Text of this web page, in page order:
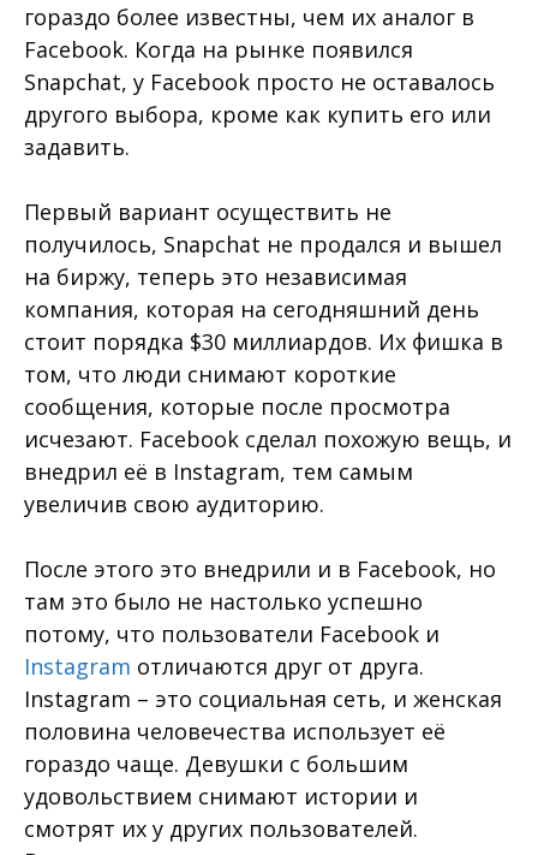
гораздо более известны, чем их аналог в
Facebook. Когда на рынке появился
Snapchat, у Facebook просто не оставалось
другого выбора, кроме как купить его или
задавить.
Первый вариант осуществить не
получилось, Snapchat не продался и вышел
на биржу, теперь это независимая
компания, которая на сегодняшний день
стоит порядка $30 миллиардов. Их фишка в
том, что люди снимают короткие
сообщения, которые после просмотра
исчезают. Facebook сделал похожую вещь, и
внедрил её в Instagram, тем самым
увеличив свою аудиторию.
После этого это внедрили и в Facebook, но
там это было не настолько успешно
потому, что пользователи Facebook и
Instagram отличаются друг от друга.
Instagram – это социальная сеть, и женская
половина человечества использует её
гораздо чаще. Девушки с большим
удовольствием снимают истории и
смотрят их у других пользователей.